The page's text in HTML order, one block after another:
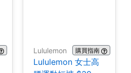
Lululemon 購買指南
Lululemon 女士高